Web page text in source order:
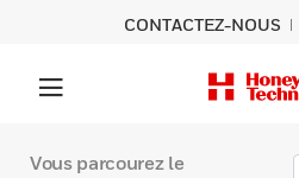
CONTACTEZ-NOUS
Vous parcourez le